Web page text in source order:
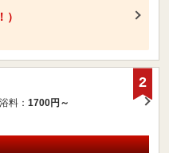
料： 1700円～
2